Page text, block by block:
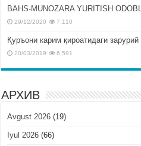
BAHS-MUNOZARA YURITISH
29/12/2020 7,110
Қуръони карим қироатидаги
20/03/2019 6,591
АРХИВ
Avgust 2026 (19)
Iyul 2026 (66)